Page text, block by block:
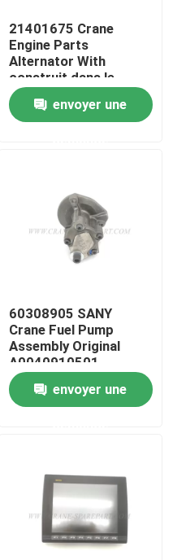
21401675 Crane
Engine Parts
Alternator With
construit dans le
régulateur de tension
envoyer une
60308905 SANY
Crane Fuel Pump
Assembly Original
A0040910501
envoyer une